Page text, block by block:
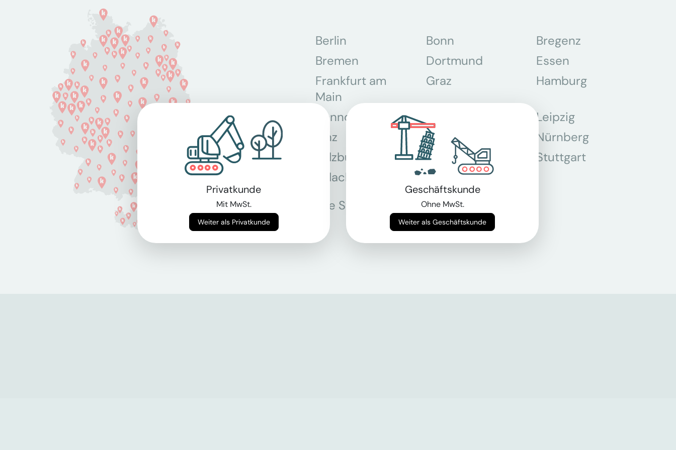
Berlin Bonn
Bregenz
Bremen
Dortmund
Essen
Frankfurt am
Main
Graz Hamburg
Hannover
Leipzig
Linz
München
Nürnberg
Salzburg
Steyr
Stuttgart
Villach
Wien
Alle Standorte
Privatkunde
Mit MwSt.
Weiter als Privatkunde
Geschäftskunde
Ohne MwSt.
Weiter als Geschäftskunde